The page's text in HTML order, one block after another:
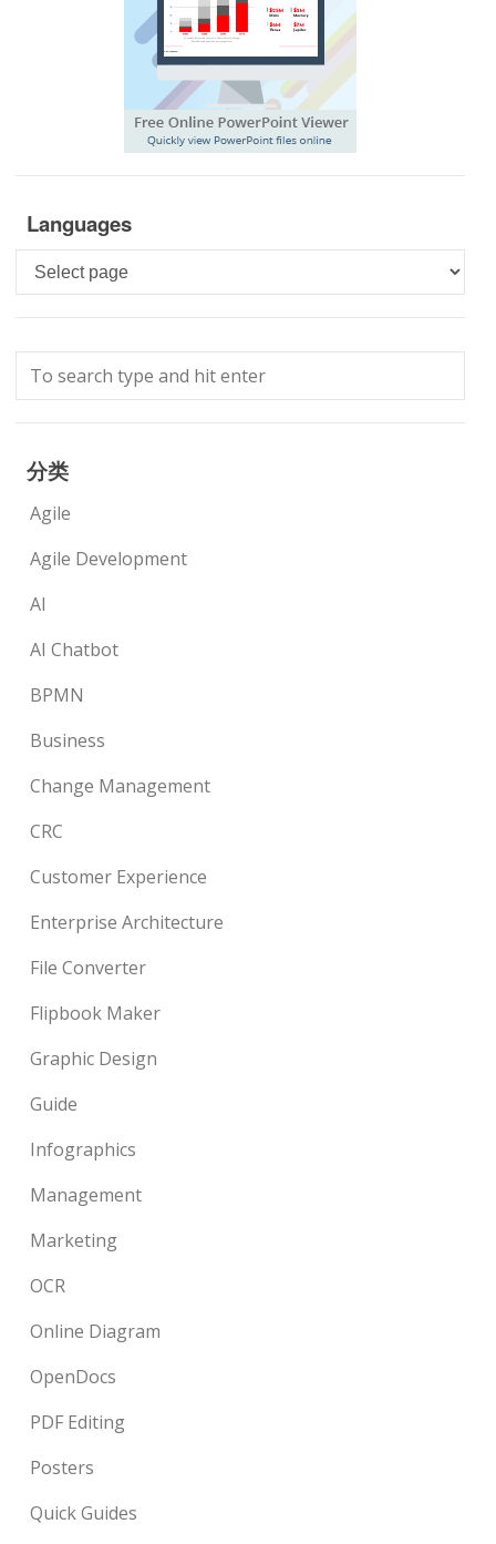
Languages
Languages
分类
Agile
Agile Development
AI
AI Chatbot
BPMN
Business
Change Management
CRC
Customer Experience
Enterprise Architecture
File Converter
Flipbook Maker
Graphic Design
Guide
Infographics
Management
Marketing
OCR
Online Diagram
OpenDocs
PDF Editing
Posters
Quick Guides